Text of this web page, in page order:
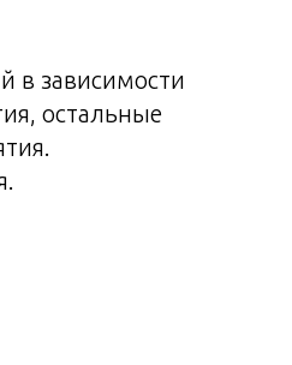
в зависимости
остальные